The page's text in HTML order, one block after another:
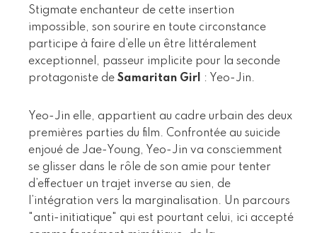
Stigmate enchanteur de cette insertion
impossible, son sourire en toute circonstance
participe à faire d’elle un être littéralement
exceptionnel, passeur implicite pour la seconde
protagoniste de Samaritan Girl : Yeo-Jin.
Yeo-Jin elle, appartient au cadre urbain des deux
premières parties du film. Confrontée au suicide
enjoué de Jae-Young, Yeo-Jin va consciemment
se glisser dans le rôle de son amie pour tenter
d’effectuer un trajet inverse au sien, de
l’intégration vers la marginalisation. Un parcours
"anti-initiatique" qui est pourtant celui, ici accepté